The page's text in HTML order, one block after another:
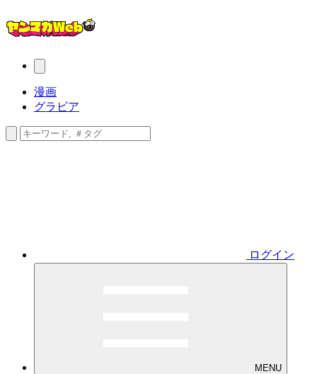
漫画
グラビア
ログイン
MENU